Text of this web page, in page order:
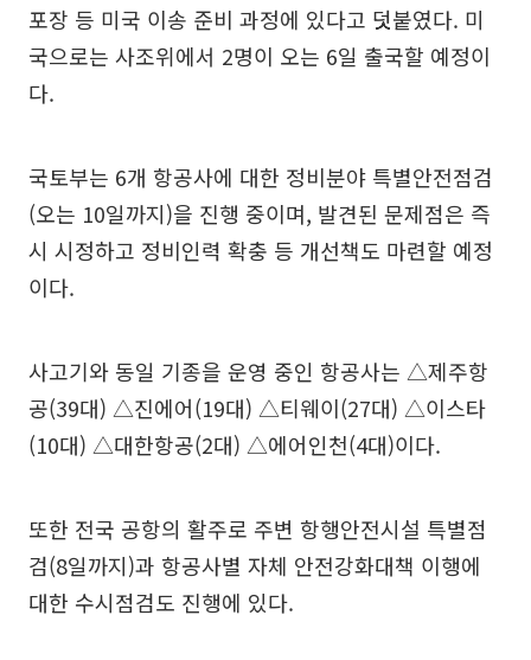
포장 등 미국 이송 준비 과정에 있다고 덧붙였다. 미
국으로는 사조위에서 2명이 오는 6일 출국할 예정이
다.
국토부는 6개 항공사에 대한 정비분야 특별안전점검
(오는 10일까지)을 진행 중이며, 발견된 문제점은 즉
시 시정하고 정비인력 확충 등 개선책도 마련할 예정
이다.
사고기와 동일 기종을 운영 중인 항공사는 △제주항
공(39대) △진에어(19대) △티웨이(27대) △이스타
(10대) △대한항공(2대) △에어인천(4대)이다.
또한 전국 공항의 활주로 주변 항행안전시설 특별점
검(8일까지)과 항공사별 자체 안전강화대책 이행에
대한 수시점검도 진행에 있다.